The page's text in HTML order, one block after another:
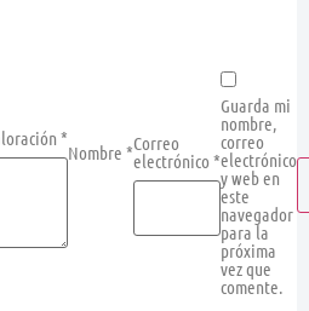
*
Nombre *Correo
electrónico *
Guarda mi
nombre,
correo
electrónico
y web en
este
navegador
para la
próxima
vez que
comente.